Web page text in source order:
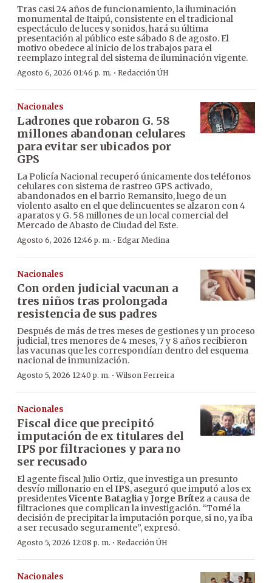
Tras casi 24 años de funcionamiento, la iluminación
monumental de Itaipú, consistente en el tradicional
espectáculo de luces y sonidos, hará su última
presentación al público este sábado 8 de agosto. El
motivo obedece al inicio de los trabajos para el
reemplazo integral del sistema de iluminación vigente.
Agosto 6, 2026 01:46 p. m. · Redacción ÚH
Nacionales
Ladrones que robaron G. 58
millones abandonan celulares
para evitar ser ubicados por
GPS
La Policía Nacional recuperó únicamente dos teléfonos
celulares con sistema de rastreo GPS activado,
abandonados en el barrio Remansito, luego de un
violento asalto en el que delincuentes se alzaron con 4
aparatos y G. 58 millones de un local comercial del
Mercado de Abasto de Ciudad del Este.
Agosto 6, 2026 12:46 p. m. · Edgar Medina
Nacionales
Con orden judicial vacunan a
tres niños tras prolongada
resistencia de sus padres
Después de más de tres meses de gestiones y un proceso
judicial, tres menores de 4 meses, 7 y 8 años recibieron
las vacunas que les correspondían dentro del esquema
nacional de inmunización.
Agosto 5, 2026 12:40 p. m. ·Wilson Ferreira
Nacionales
Fiscal dice que precipitó
imputación de ex titulares del
IPS por filtraciones y para no
ser recusado
El agente fiscal Julio Ortiz, que investiga un presunto
desvío millonario en elIPS, aseguró que imputó a los ex
presidentesVicente BatagliayJorge Brítez a causa de
filtraciones que complican la investigación. “Tomé la
decisión de precipitar la imputación porque, si no, ya iba
a ser recusado seguramente”, expresó.
Agosto 5, 2026 12:08 p. m. · Redacción ÚH
Nacionales